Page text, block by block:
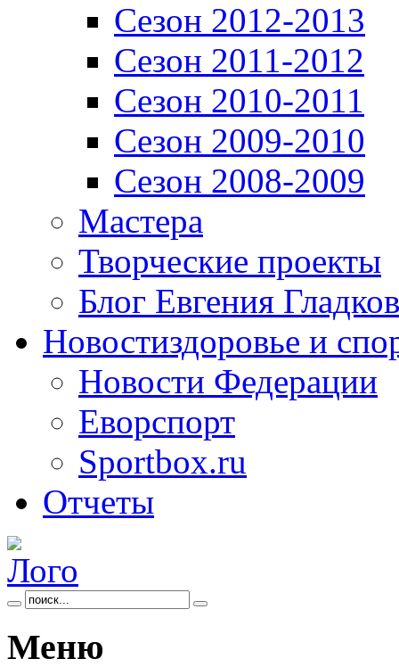
Сезон 2012-2013
Сезон 2011-2012
Сезон 2010-2011
Сезон 2009-2010
Сезон 2008-2009
Мастера
Творческие проекты
Блог Евгения
Новостиздоровье и
Новости Федерации
Еворспорт
Sportbox.ru
Отчеты
Меню